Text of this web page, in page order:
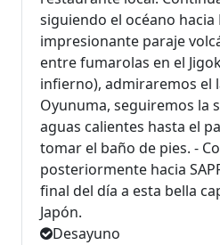
siguiendo el océano hacia
impresionante paraje
entre fumarolas en el
infierno), admiraremos el
Oyunuma, seguiremos la
aguas calientes hasta el
tomar el baño de pies. -
posteriormente hacia
final del día a esta bella
Japón.
Desayuno